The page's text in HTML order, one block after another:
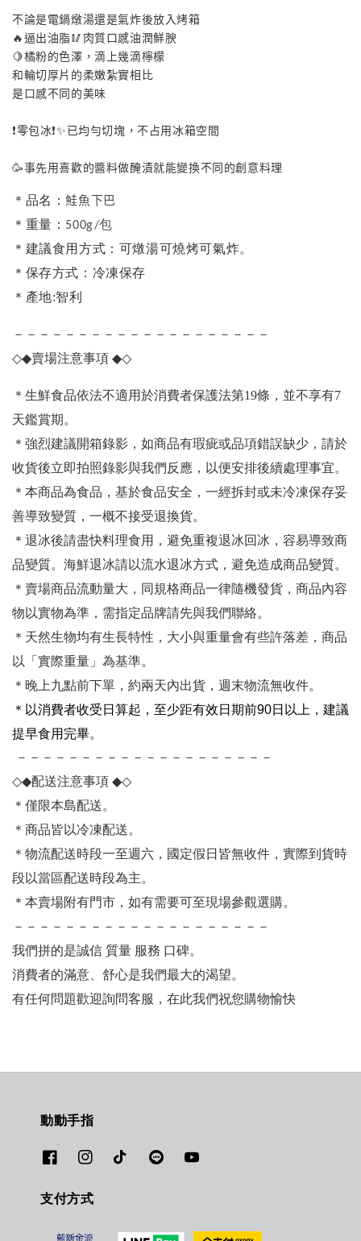
不論是電鍋燉湯還是氣炸後放入烤箱
🔥逼出油脂🥢肉質口感油潤鮮腴
🍋橘粉的色澤，滴上幾滴檸檬
和輪切厚片的柔嫩紮實相比
是口感不同的美味
❗️零包冰❗✨已均勻切塊，不占用冰箱空間
🥳事先用喜歡的醬料做醃漬就能變換不同的創意料理
＊品名：鮭魚下巴
＊重量： 500g/包
＊建議食用方式：可燉湯可燒烤可氣炸。
＊保存方式：冷凍保存
＊產地:智利
－－－－－－－－－－－－－－－－－－－－
◇◆賣場注意事項 ◆◇
＊生鮮食品依法不適用於消費者保護法第19條，並不享有7
天鑑賞期。
＊強烈建議開箱錄影，如商品有瑕疵或品項錯誤缺少，請於
收貨後立即拍照錄影與我們反應，以便安排後續處理事宜。
＊本商品為食品，基於食品安全，一經拆封或未冷凍保存妥
善導致變質，一概不接受退換貨。
＊退冰後請盡快料理食用，避免重複退冰回冰，容易導致商
品變質。海鮮退冰請以流水退冰方式，避免造成商品變質。
＊賣場商品流動量大，同規格商品一律隨機發貨，商品內容
物以實物為準，需指定品牌請先與我們聯絡。
＊天然生物均有生長特性，大小與重量會有些許落差，商品
以「實際重量」為基準。
＊晚上九點前下單，約兩天內出貨，週末物流無收件。
＊ 以消費者收受日算起，至少距有效日期前90日以上，建議
提早食用完畢。
－－－－－－－－－－－－－－－－－－－－
◇◆配送注意事項 ◆◇
＊僅限本島配送。
＊商品皆以冷凍配送。
＊物流配送時段一至週六，國定假日皆無收件，實際到貨時
段以當區配送時段為主。
＊本賣場附有門市，如有需要可至現場參觀選購。
－－－－－－－－－－－－－－－－－－－－
我們拼的是誠信 質量 服務 口碑。
消費者的滿意、舒心是我們最大的渴望。
有任何問題歡迎詢問客服，在此我們祝您購物愉快
動動手指
支付方式